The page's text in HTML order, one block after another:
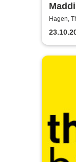
Hagen,